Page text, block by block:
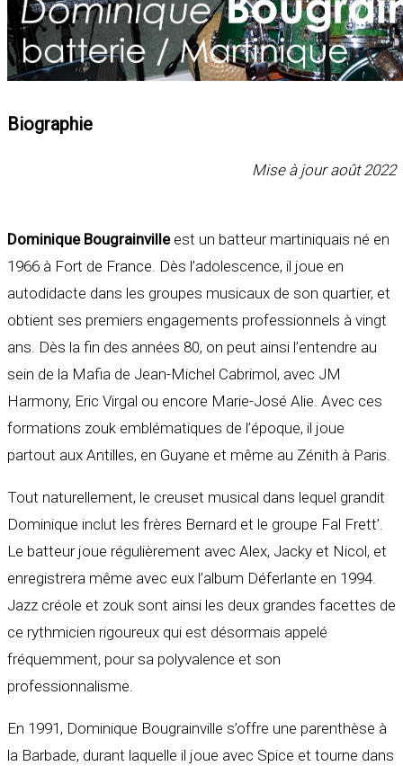
Biographie
Mise à jour août 2022
Dominique Bougrainvilleest un batteur martiniquais né en
1966 à Fort de France. Dès l’adolescence, il joue en
autodidacte dans les groupes musicaux de son quartier, et
obtient ses premiers engagements professionnels à vingt
ans. Dès la fin des années 80, on peut ainsi l’entendre au
sein de la Mafia de Jean-Michel Cabrimol, avec JM
Harmony, Eric Virgal ou encore Marie-José Alie. Avec ces
formations zouk emblématiques de l’époque, il joue
partout aux Antilles, en Guyane et même au Zénith à Paris.
Tout naturellement, le creuset musical dans lequel grandit
Dominique inclut les frères Bernard et le groupe Fal Frett’.
Le batteur joue régulièrement avec Alex, Jacky et Nicol, et
enregistrera même avec eux l’album Déferlante en 1994.
Jazz créole et zouk sont ainsi les deux grandes facettes de
ce rythmicien rigoureux qui est désormais appelé
fréquemment, pour sa polyvalence et son
professionnalisme.
En 1991, Dominique Bougrainville s’offre une parenthèse à
la Barbade, durant laquelle il joue avec Spice et tourne dans